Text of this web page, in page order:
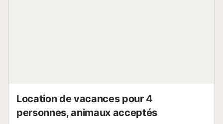
Location de vacances pour 4
personnes, animaux acceptés